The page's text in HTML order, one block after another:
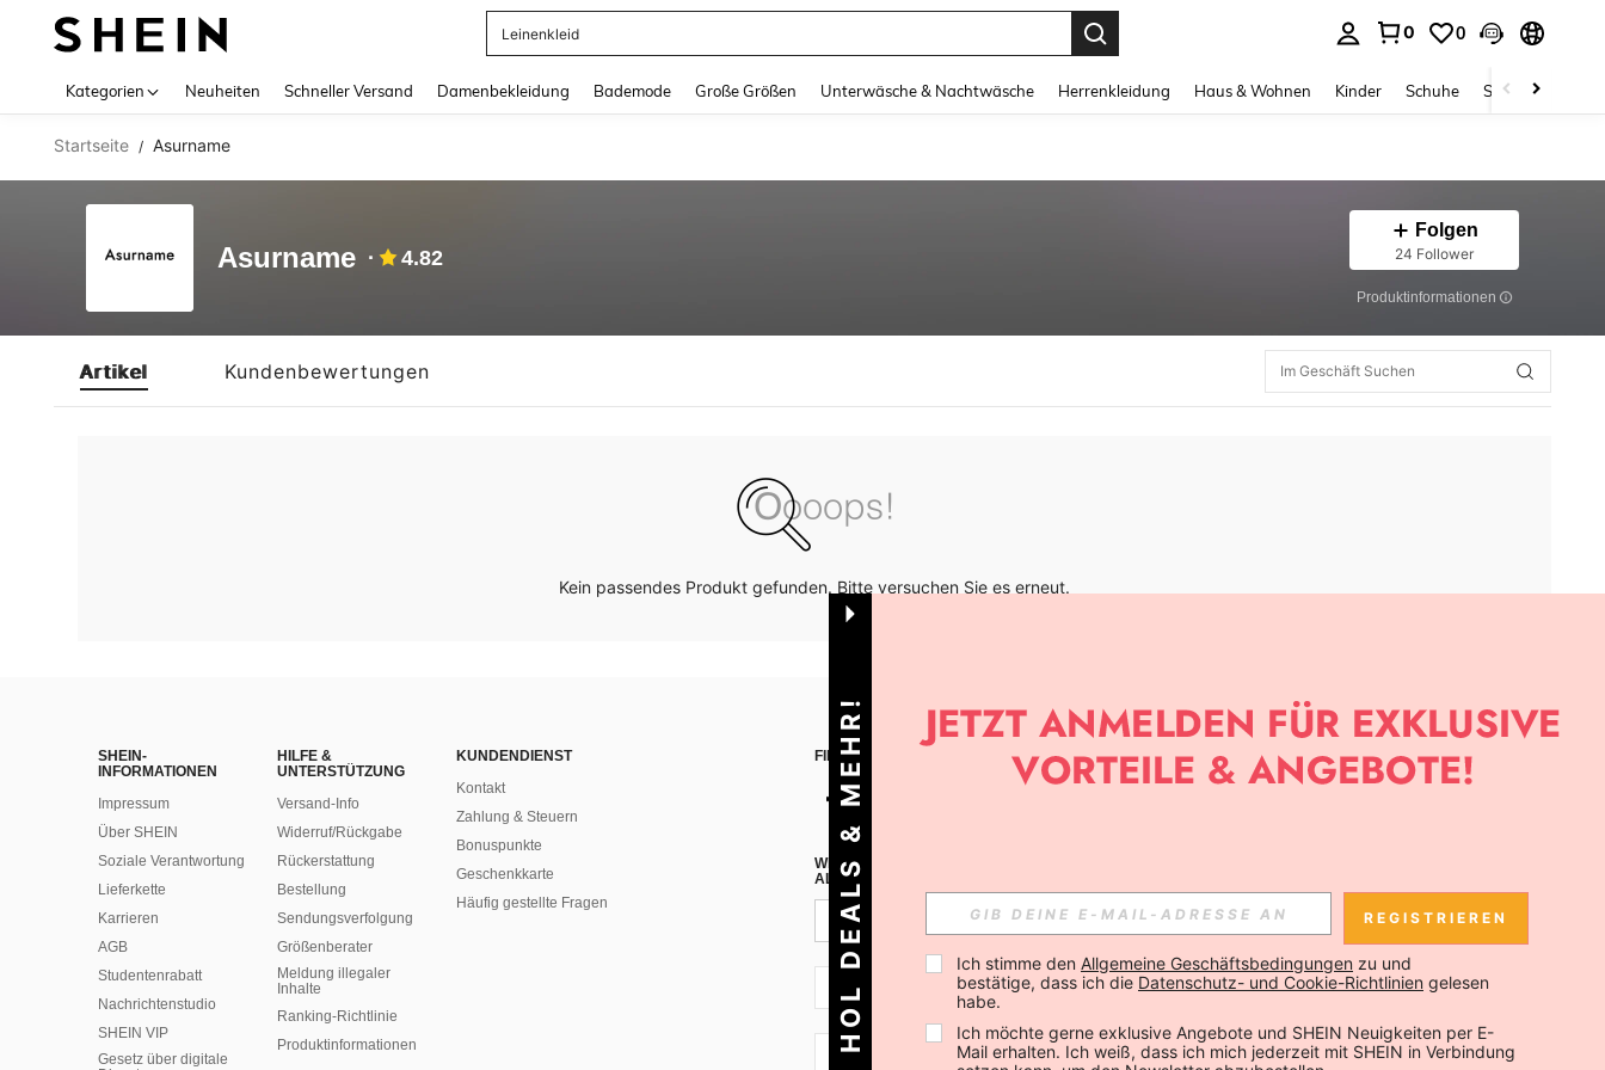
Leinenkleid
0 0
Kategorien Neuheiten Schneller Versand Damenbekleidung Bademode Große Größen Unterwäsche & Nachtwäsche Herrenkleidung Haus & Wohnen Kinder Schuhe Schmuck &
Startseite / Asurname
Asurname 4.82
Folgen
24 Follower
Produktinformationen
Artikel Kundenbewertungen
Kein passendes Produkt gefunden. Bitte versuchen Sie es erneut.
SHEIN-
INFORMATIONEN
Impressum
Über SHEIN
Soziale Verantwortung
Lieferkette
Karrieren
AGB
Studentenrabatt
Nachrichtenstudio
SHEIN VIP
Gesetz über digitale
HILFE &
UNTERSTÜTZUNG
Versand-Info
Widerruf/Rückgabe
Rückerstattung
Bestellung
Sendungsverfolgung
Größenberater
Meldung illegaler
Inhalte
Ranking-Richtlinie
​Produktinformationen
KUNDENDIENST
Kontakt
Zahlung & Steuern
Bonuspunkte
Geschenkkarte
Häufig gestellte Fragen
FINDE UNS AUF APP
WENN DU DICH FÜR UNSEREN NEWSLETTER ANMELDEST, KANNST DU DIE NEUESTEN TRENDS VOR
ALLEN ANDEREN ERFAHREN (DU KANNST DICH JEDERZEIT ABMELDEN).
Abonnieren
AT + 43 Abonnieren
AT + 43 Abonnieren
HOL DEALS & MEHR! REGISTRIEREN
Ich stimme den Allgemeine Geschäftsbedingungen zu und
bestätige, dass ich die Datenschutz- und Cookie-Richtlinien gelesen
habe.
Ich möchte gerne exklusive Angebote und SHEIN Neuigkeiten per E-
Mail erhalten. Ich weiß, dass ich mich jederzeit mit SHEIN in Verbindung